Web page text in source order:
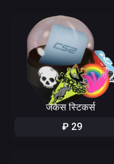
जैकैस स्टिकर्स
₽ 29